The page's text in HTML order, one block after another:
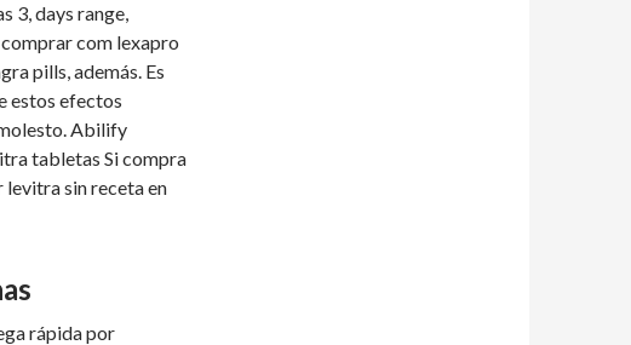
3, days range,
com lexapro
pills, además. Es
estos efectos
Abilify
tabletas Si compra
levitra sin receta en
rápida por